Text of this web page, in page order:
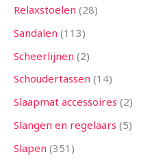
Relaxstoelen 28
Sandalen 113
Scheerlijnen 2
Schoudertassen 14
Slaapmat accessoires 2
Slangen en regelaars 5
Slapen 351